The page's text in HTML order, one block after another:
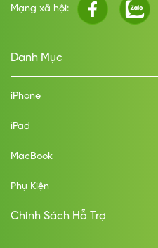
Mạng xã hội:
Danh Mục
iPhone
iPad
MacBook
Phụ Kiện
Chính Sách Hỗ Trợ